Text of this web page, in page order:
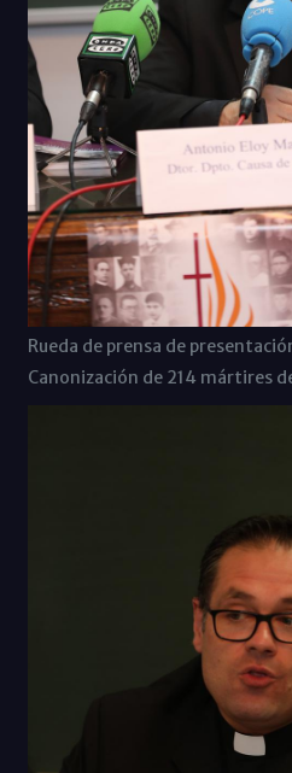
Rueda de prensa de
Canonización de 214 mártires